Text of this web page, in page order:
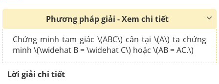
Phương pháp giải - Xem chi tiết
Chứng minh tam giác \(ABC\) cân tại \(A\) ta chứng
minh \(\widehat B = \widehat C\) hoặc \(AB = AC.\)
Lời giải chi tiết